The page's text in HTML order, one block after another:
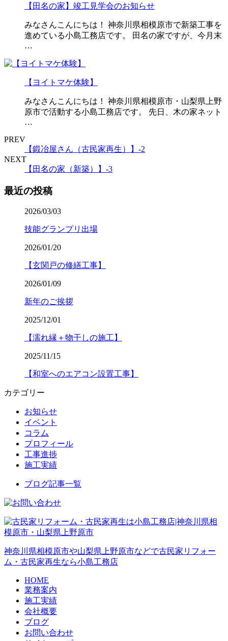
【田名の家】竣工見学会のお知らせ
みなさんこんにちは！ 神奈川県相模原市で新築工事を
進めている小島工務店です。 田名の家ですが、今月末
…
【ヨイトマケ体験】
みなさんこんにちは！ 神奈川県相模原市・山梨県上野
原市で活動する小島工務店です。 先日、木の家ネット
…
PREV
【鍛冶屋さん（古民家再生）】-2
NEXT
【田名の家（新築）】-3
最近の投稿
2026/03/03
技能グランプリ出場
2026/01/20
【玄関戸の修繕工事】
2026/01/09
新年のご挨拶
2025/12/01
【濡れ縁＋物干しの施工】
2025/11/15
【和室へのエアコン設置工事】
カテゴリー
お知らせ
イベント
コラム
プロフィール
工事進捗
施工実績
ブログ記事一覧
神奈川県相模原市や山梨県上野原市などで古民家リフォー
ム・古民家再生なら小島工務店
HOME
業務案内
施工実績
会社概要
ブログ
お問い合わせ